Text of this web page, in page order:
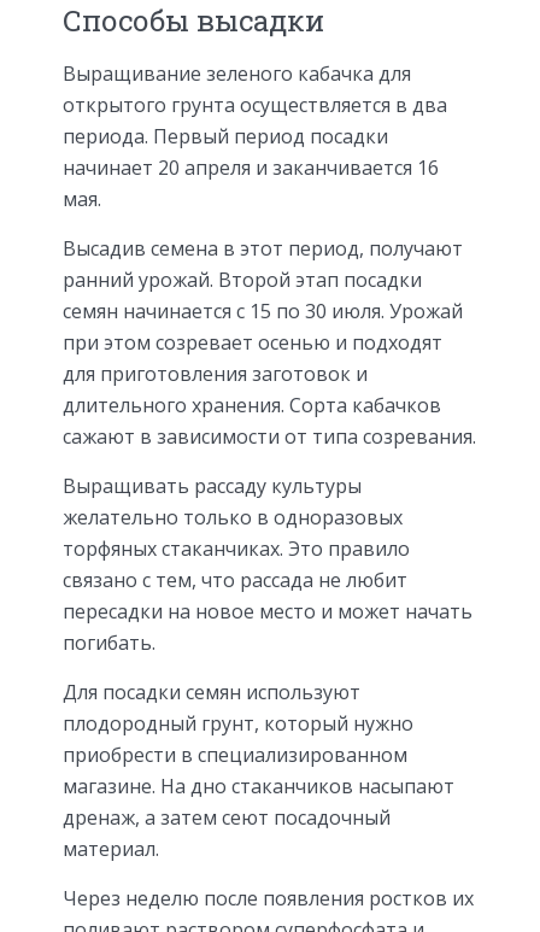
Способы высадки
Выращивание зеленого кабачка для
открытого грунта осуществляется в два
периода. Первый период посадки
начинает 20 апреля и заканчивается 16
мая.
Высадив семена в этот период, получают
ранний урожай. Второй этап посадки
семян начинается с 15 по 30 июля. Урожай
при этом созревает осенью и подходят
для приготовления заготовок и
длительного хранения. Сорта кабачков
сажают в зависимости от типа созревания.
Выращивать рассаду культуры
желательно только в одноразовых
торфяных стаканчиках. Это правило
связано с тем, что рассада не любит
пересадки на новое место и может начать
погибать.
Для посадки семян используют
плодородный грунт, который нужно
приобрести в специализированном
магазине. На дно стаканчиков насыпают
дренаж, а затем сеют посадочный
материал.
Через неделю после появления ростков их